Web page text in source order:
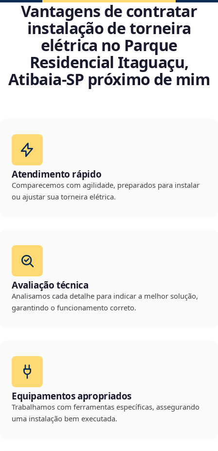
Vantagens de contratar
instalação de torneira
elétrica no Parque
Residencial Itaguaçu,
Atibaia‑SP próximo de mim
Atendimento rápido
Comparecemos com agilidade, preparados para instalar
ou ajustar sua torneira elétrica.
Avaliação técnica
Analisamos cada detalhe para indicar a melhor solução,
garantindo o funcionamento correto.
Equipamentos apropriados
Trabalhamos com ferramentas específicas, assegurando
uma instalação bem executada.